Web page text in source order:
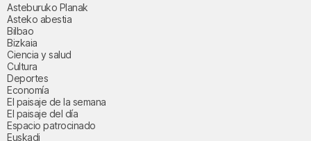
Asteburuko Planak
Asteko abestia
Bilbao
Bizkaia
Ciencia y salud
Cultura
Deportes
Economía
El paisaje de la semana
El paisaje del día
Espacio patrocinado
Euskadi